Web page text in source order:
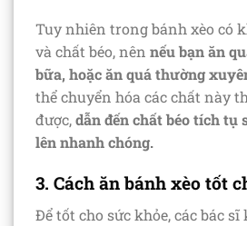
Tuy nhiên trong bánh xèo có
và chất béo, nên nếu bạn ăn
bữa, hoặc ăn quá thường
thể chuyển hóa các chất này
được,dẫn đến chất béo tích tụ
lên nhanh chóng.
3. Cách ăn bánh xèo tốt
Để tốt cho sức khỏe, các bác